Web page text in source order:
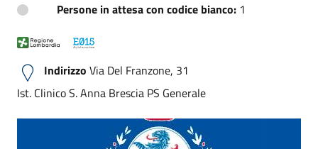
Persone in attesa con codice bianco: 1
Indirizzo Via Del Franzone, 31
Ist. Clinico S. Anna Brescia PS Generale